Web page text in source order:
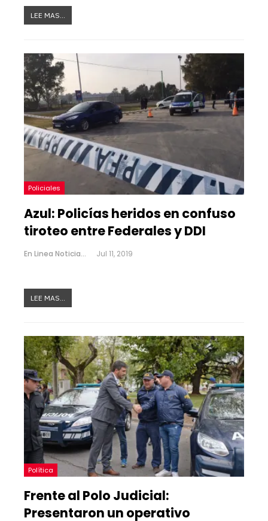
LEE MAS...
Policiales
Azul: Policías heridos en confuso
tiroteo entre Federales y DDI
En Linea Noticias Jul 11, 2019
LEE MAS...
Política
Frente al Polo Judicial:
Presentaron un operativo